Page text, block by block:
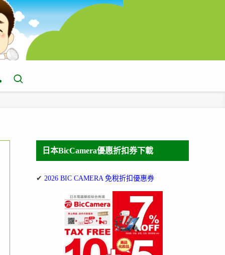
日本BicCamera優惠折扣券下載
✔ 2026 BIC CAMERA 免稅折扣優惠券